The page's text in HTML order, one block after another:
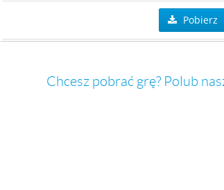
Pobierz
Chcesz pobrać grę? Polub